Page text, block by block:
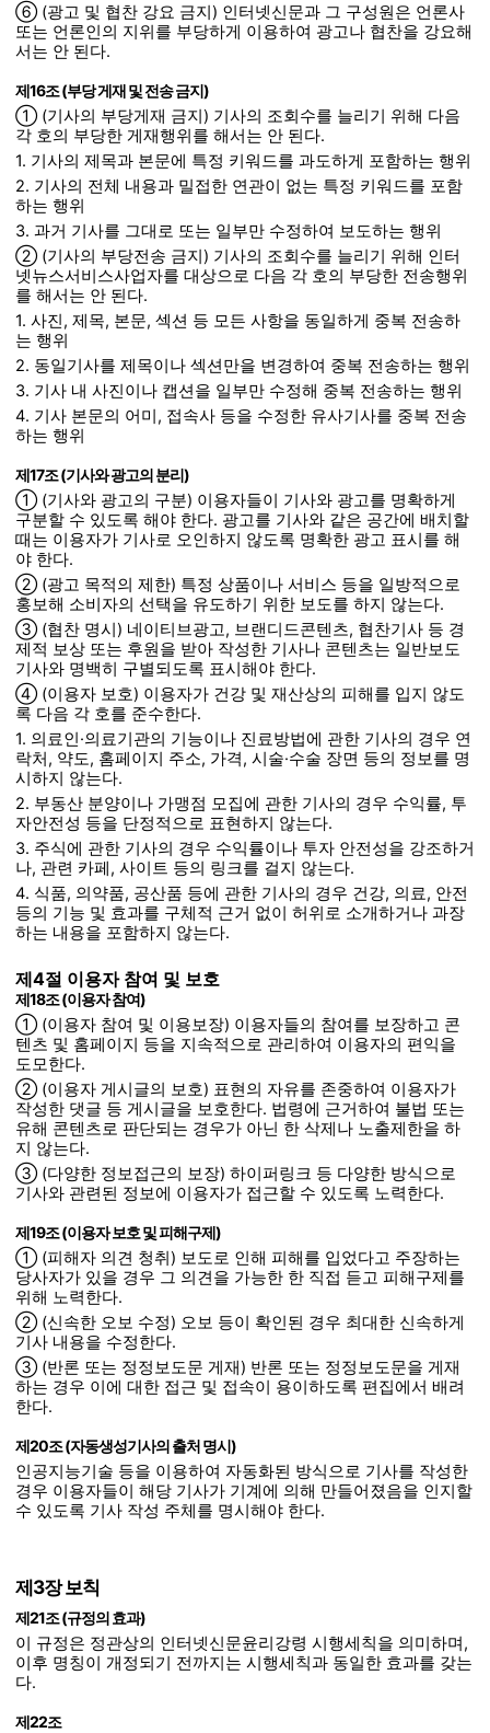
⑥ (광고 및 협찬 강요 금지) 인터넷신문과 그 구성원은 언론사
또는 언론인의 지위를 부당하게 이용하여 광고나 협찬을 강요해
서는 안 된다.
제16조 (부당 게재 및 전송 금지)
① (기사의 부당게재 금지) 기사의 조회수를 늘리기 위해 다음
각 호의 부당한 게재행위를 해서는 안 된다.
1. 기사의 제목과 본문에 특정 키워드를 과도하게 포함하는 행위
2. 기사의 전체 내용과 밀접한 연관이 없는 특정 키워드를 포함
하는 행위
3. 과거 기사를 그대로 또는 일부만 수정하여 보도하는 행위
② (기사의 부당전송 금지) 기사의 조회수를 늘리기 위해 인터
넷뉴스서비스사업자를 대상으로 다음 각 호의 부당한 전송행위
를 해서는 안 된다.
1. 사진, 제목, 본문, 섹션 등 모든 사항을 동일하게 중복 전송하
는 행위
2. 동일기사를 제목이나 섹션만을 변경하여 중복 전송하는 행위
3. 기사 내 사진이나 캡션을 일부만 수정해 중복 전송하는 행위
4. 기사 본문의 어미, 접속사 등을 수정한 유사기사를 중복 전송
하는 행위
제17조 (기사와 광고의 분리)
① (기사와 광고의 구분) 이용자들이 기사와 광고를 명확하게
구분할 수 있도록 해야 한다. 광고를 기사와 같은 공간에 배치할
때는 이용자가 기사로 오인하지 않도록 명확한 광고 표시를 해
야 한다.
② (광고 목적의 제한) 특정 상품이나 서비스 등을 일방적으로
홍보해 소비자의 선택을 유도하기 위한 보도를 하지 않는다.
③ (협찬 명시) 네이티브광고, 브랜디드콘텐츠, 협찬기사 등 경
제적 보상 또는 후원을 받아 작성한 기사나 콘텐츠는 일반보도
기사와 명백히 구별되도록 표시해야 한다.
④ (이용자 보호) 이용자가 건강 및 재산상의 피해를 입지 않도
록 다음 각 호를 준수한다.
1. 의료인·의료기관의 기능이나 진료방법에 관한 기사의 경우 연
락처, 약도, 홈페이지 주소, 가격, 시술·수술 장면 등의 정보를 명
시하지 않는다.
2. 부동산 분양이나 가맹점 모집에 관한 기사의 경우 수익률, 투
자안전성 등을 단정적으로 표현하지 않는다.
3. 주식에 관한 기사의 경우 수익률이나 투자 안전성을 강조하거
나, 관련 카페, 사이트 등의 링크를 걸지 않는다.
4. 식품, 의약품, 공산품 등에 관한 기사의 경우 건강, 의료, 안전
등의 기능 및 효과를 구체적 근거 없이 허위로 소개하거나 과장
하는 내용을 포함하지 않는다.
제4절 이용자 참여 및 보호
제18조 (이용자 참여)
① (이용자 참여 및 이용보장) 이용자들의 참여를 보장하고 콘
텐츠 및 홈페이지 등을 지속적으로 관리하여 이용자의 편익을
도모한다.
② (이용자 게시글의 보호) 표현의 자유를 존중하여 이용자가
작성한 댓글 등 게시글을 보호한다. 법령에 근거하여 불법 또는
유해 콘텐츠로 판단되는 경우가 아닌 한 삭제나 노출제한을 하
지 않는다.
③ (다양한 정보접근의 보장) 하이퍼링크 등 다양한 방식으로
기사와 관련된 정보에 이용자가 접근할 수 있도록 노력한다.
제19조 (이용자 보호 및 피해구제)
① (피해자 의견 청취) 보도로 인해 피해를 입었다고 주장하는
당사자가 있을 경우 그 의견을 가능한 한 직접 듣고 피해구제를
위해 노력한다.
② (신속한 오보 수정) 오보 등이 확인된 경우 최대한 신속하게
기사 내용을 수정한다.
③ (반론 또는 정정보도문 게재) 반론 또는 정정보도문을 게재
하는 경우 이에 대한 접근 및 접속이 용이하도록 편집에서 배려
한다.
제20조 (자동생성기사의 출처 명시)
인공지능기술 등을 이용하여 자동화된 방식으로 기사를 작성한
경우 이용자들이 해당 기사가 기계에 의해 만들어졌음을 인지할
수 있도록 기사 작성 주체를 명시해야 한다.
제3장 보칙
제21조 (규정의 효과)
이 규정은 정관상의 인터넷신문윤리강령 시행세칙을 의미하며,
이후 명칭이 개정되기 전까지는 시행세칙과 동일한 효과를 갖는
다.
제22조